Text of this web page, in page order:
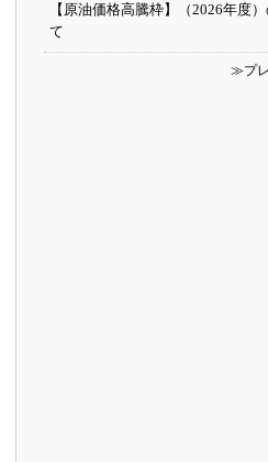
【原油価格高騰枠】（2026年度
て
≫プ